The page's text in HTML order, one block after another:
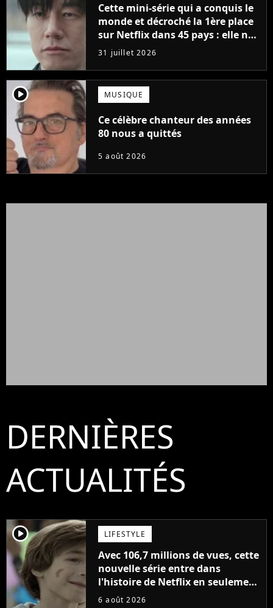
Cette mini-série qui a conquis le
monde et décroché la 1ère place
sur Netflix dans 45 pays : elle ne
compte que 10 épisodes et c'est
un phénomène mondial
31 juillet 2026
player2 MUSIQUE
Ce célèbre chanteur des années
80 nous a quittés
5 août 2026
DERNIÈRES
ACTUALITÉS
player2 LIFESTYLE
Avec 106,7 millions de vues, cette
nouvelle série entre dans
l'histoire de Netflix en seulement
48 jours
6 août 2026